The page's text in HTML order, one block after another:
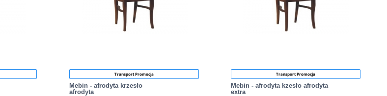
Transport Promocja
Mebin - afrodyta krzesło
afrodyta
Transport Promocja
Mebin - afrodyta kzesło afrodyta
extra